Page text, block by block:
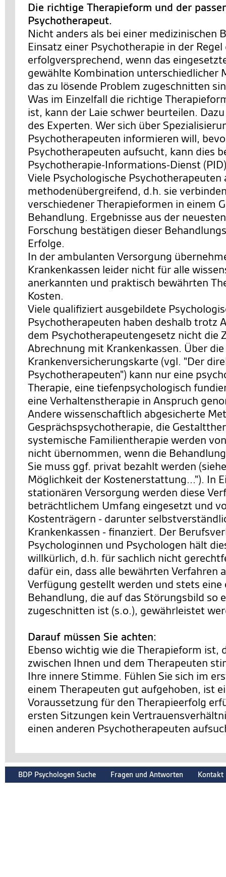
Die richtige Therapieform und der
Psychotherapeut.
Nicht anders als bei einer medizinischen
Einsatz einer Psychotherapie in der
erfolgversprechend, wenn das
gewählte Kombination unterschiedlicher
das zu lösende Problem zugeschnitten
Was im Einzelfall die richtige
ist, kann der Laie schwer beurteilen.
des Experten. Wer sich über
Psychotherapeuten informieren will,
Psychotherapeuten aufsucht, kann dies
Psychotherapie-Informations-Dienst
Viele Psychologische
methodenübergreifend, d.h. sie
verschiedener Therapieformen in einem
Behandlung. Ergebnisse aus der
Forschung bestätigen dieser
Erfolge.
In der ambulanten Versorgung
Krankenkassen leider nicht für alle
anerkannten und praktisch bewährten
Kosten.
Viele qualifiziert ausgebildete
Psychotherapeuten haben deshalb trotz
dem Psychotherapeutengesetz nicht die
Abrechnung mit Krankenkassen. Über die
Krankenversicherungskarte (vgl. "Der
Psychotherapeuten") kann nur eine
Therapie, eine tiefenpsychologisch
eine Verhaltenstherapie in Anspruch
Andere wissenschaftlich abgesicherte
Gesprächspsychotherapie, die
systemische Familientherapie werden
nicht übernommen, wenn die
Sie muss ggf. privat bezahlt werden
Möglichkeit der Kostenerstattung..."). In
stationären Versorgung werden diese
beträchtlichem Umfang eingesetzt und
Kostenträgern - darunter
Krankenkassen - finanziert. Der
Psychologinnen und Psychologen hält
willkürlich, d.h. für sachlich nicht
dafür ein, dass alle bewährten Verfahren
Verfügung gestellt werden und stets eine
Behandlung, die auf das Störungsbild so
zugeschnitten ist (s.o.), gewährleistet
Darauf müssen Sie achten:
Ebenso wichtig wie die Therapieform ist,
zwischen Ihnen und dem Therapeuten
Ihre innere Stimme. Fühlen Sie sich im
einem Therapeuten gut aufgehoben, ist
Voraussetzung für den Therapieerfolg
ersten Sitzungen kein
einen anderen Psychotherapeuten
BDP Psychologen Suche Fragen und Antworten Kontakt